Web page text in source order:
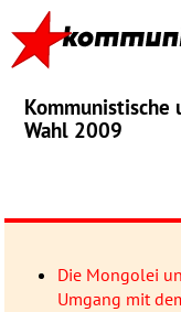
Kommunistische
Wahl 2009
Die Mongolei
Umgang mit